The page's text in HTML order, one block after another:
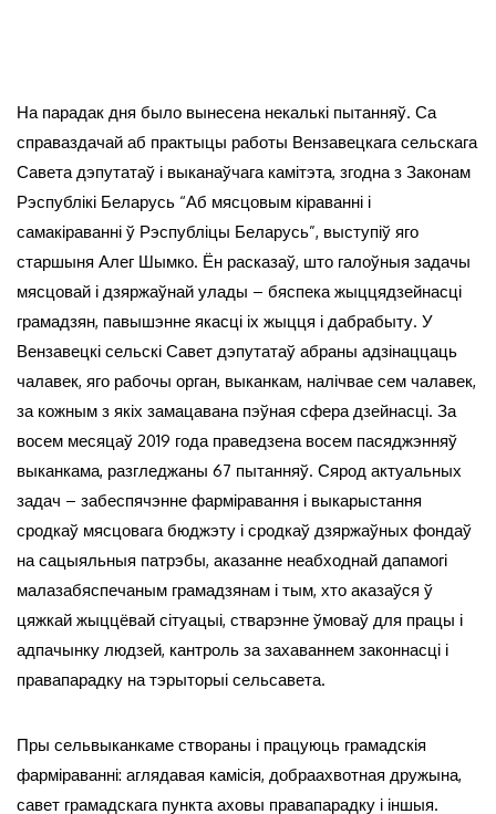
На парадак дня было вынесена некалькі пытанняў. Са
справаздачай аб практыцы работы Вензавецкага сельскага
Савета дэпутатаў і выканаўчага камітэта, згодна з Законам
Рэспублікі Беларусь “Аб мясцовым кіраванні і
самакіраванні ў Рэспубліцы Беларусь”, выступіў яго
старшыня Алег Шымко. Ён расказаў, што галоўныя задачы
мясцовай і дзяржаўнай улады – бяспека жыццядзейнасці
грамадзян, павышэнне якасці іх жыцця і дабрабыту. У
Вензавецкі сельскі Савет дэпутатаў абраны адзінаццаць
чалавек, яго рабочы орган, выканкам, налічвае сем чалавек,
за кожным з якіх замацавана пэўная сфера дзейнасці. За
восем месяцаў 2019 года праведзена восем пасяджэнняў
выканкама, разгледжаны 67 пытанняў. Сярод актуальных
задач – забеспячэнне фарміравання і выкарыстання
сродкаў мясцовага бюджэту і сродкаў дзяржаўных фондаў
на сацыяльныя патрэбы, аказанне неабходнай дапамогі
малазабяспечаным грамадзянам і тым, хто аказаўся ў
цяжкай жыццёвай сітуацыі, стварэнне ўмоваў для працы і
адпачынку людзей, кантроль за захаваннем законнасці і
правапарадку на тэрыторыі сельсавета.
Пры сельвыканкаме створаны і працуюць грамадскія
фарміраванні: аглядавая камісія, добраахвотная дружына,
савет грамадскага пункта аховы правапарадку і іншыя.